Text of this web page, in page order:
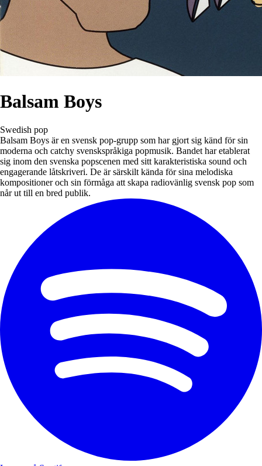
Balsam Boys
Swedish pop
Balsam Boys är en svensk pop-grupp som har gjort sig känd för sin
moderna och catchy svenskspråkiga popmusik. Bandet har etablerat
sig inom den svenska popscenen med sitt karakteristiska sound och
engagerande låtskriveri. De är särskilt kända för sina melodiska
kompositioner och sin förmåga att skapa radiovänlig svensk pop som
når ut till en bred publik.